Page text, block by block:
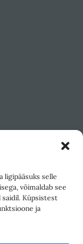
ligipääsuks selle
võimaldab see
Küpsistest
ja